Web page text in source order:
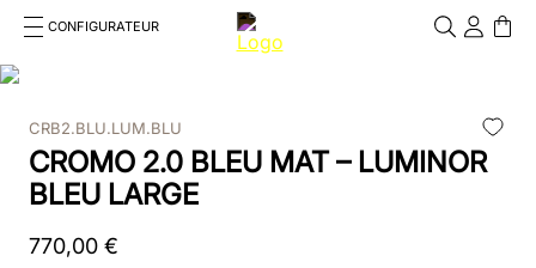
CONFIGURATEUR
Cosa stai cercando?
1. bombe
2.casque
CRB2.BLU.LUM.BLU
CROMO 2.0 BLEU MAT – LUMINOR
BLEU LARGE
770,00 €